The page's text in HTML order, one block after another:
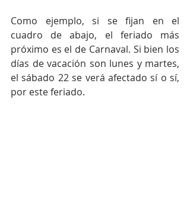
Como ejemplo, si se fijan en el
cuadro de abajo, el feriado más
próximo es el de Carnaval. Si bien los
días de vacación son lunes y martes,
el sábado 22 se verá afectado sí o sí,
por este feriado.